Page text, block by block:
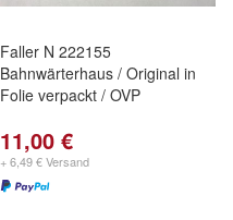
Faller N 222155
Bahnwärterhaus / Original in
Folie verpackt / OVP
11,00 €
+ 6,49 € Versand